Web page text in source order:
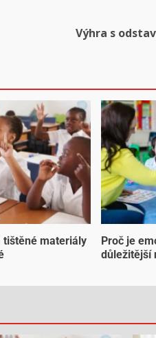
Výhra s
tištěné materiály
Proč je
důležitější